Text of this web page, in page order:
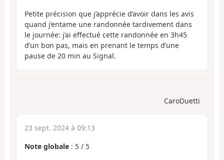
Petite précision que j’apprécie d’avoir dans les avis
quand j’entame une randonnée tardivement dans
le journée: j’ai effectué cette randonnée en 3h45
d’un bon pas, mais en prenant le temps d’une
pause de 20 min au Signal.
CaroDuetti
23 sept. 2024 à 09:13
Note globale : 5 / 5